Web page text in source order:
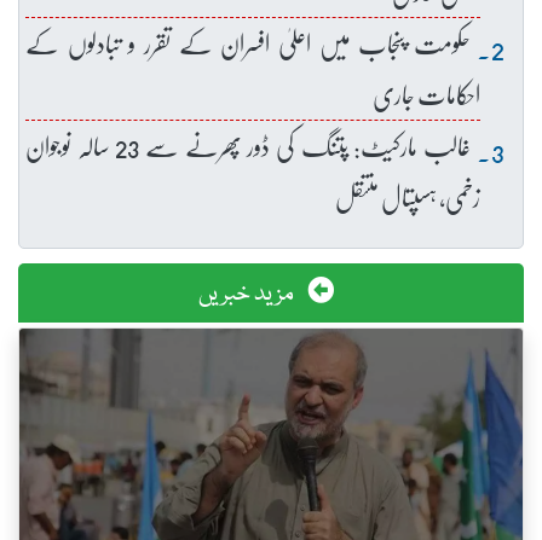
حکومت پنجاب میں اعلیٰ افسران کے تقرر و تبادلوں کے
احکامات جاری
غالب مارکیٹ: پتنگ کی ڈور پھرنے سے 23 سالہ نوجوان
زخمی، ہسپتال منتقل
مزید خبریں